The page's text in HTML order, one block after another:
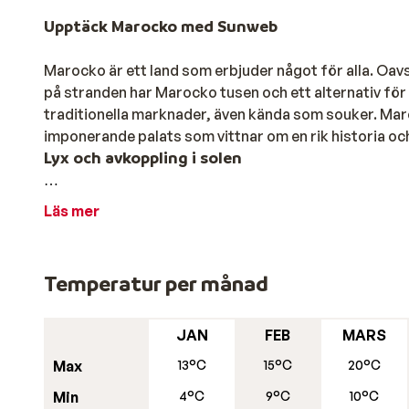
Upptäck Marocko med Sunweb
Marocko är ett land som erbjuder något för alla.
på stranden har Marocko tusen och ett alternativ
traditionella marknader, även kända som souker.
imponerande palats som vittnar om en rik historia
Lyx och avkoppling i solen
För den som söker lyx och avkoppling erbjuder den
golfbanor. Moderna semester anläggningar längs
möjligheter som pooler och hamam, där du kan
Agadir lockar till exempel många turister året runt.
Och på det centrala torget Djemaa el Fna kommer
och historieberättare.
För naturälskare och äventyrare har Marocko
Läs mer
Temperatur per månad
Max
Min
JAN
13°C
4°C
FEB
15°C
9°C
MARS
20°C
10°C